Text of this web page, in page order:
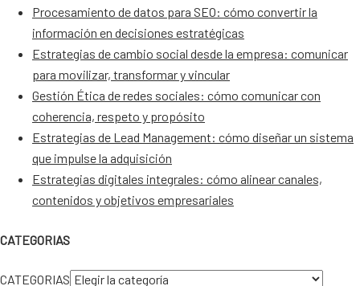
Procesamiento de datos para SEO: cómo convertir la
información en decisiones estratégicas
Estrategias de cambio social desde la empresa: comunicar
para movilizar, transformar y vincular
Gestión Ética de redes sociales: cómo comunicar con
coherencia, respeto y propósito
Estrategias de Lead Management: cómo diseñar un sistema
que impulse la adquisición
Estrategias digitales integrales: cómo alinear canales,
contenidos y objetivos empresariales
CATEGORIAS
CATEGORIAS